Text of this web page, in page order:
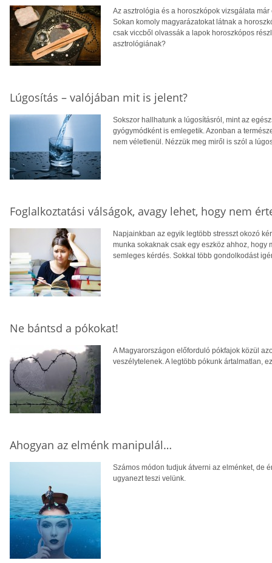
Az asztrológia és a horoszkópok vizsgálata
Sokan komoly magyarázatokat látnak a
csak viccből olvassák a lapok horoszkópos
asztrológiának?
Lúgosítás – valójában mit is jelent?
Sokszor hallhatunk a lúgosításról, mint az
gyógymódként is emlegetik. Azonban a
nem véletlenül. Nézzük meg miről is szól a
Foglalkoztatási válságok, avagy lehet, hogy nem
Napjainkban az egyik legtöbb stresszt okozó
munka sokaknak csak egy eszköz ahhoz,
semleges kérdés. Sokkal több gondolkodást
Ne bántsd a pókokat!
A Magyarországon előforduló pókfajok közül
veszélytelenek. A legtöbb pókunk ártalmatlan,
Ahogyan az elménk manipulál…
Számos módon tudjuk átverni az elménket, de
ugyanezt teszi velünk.